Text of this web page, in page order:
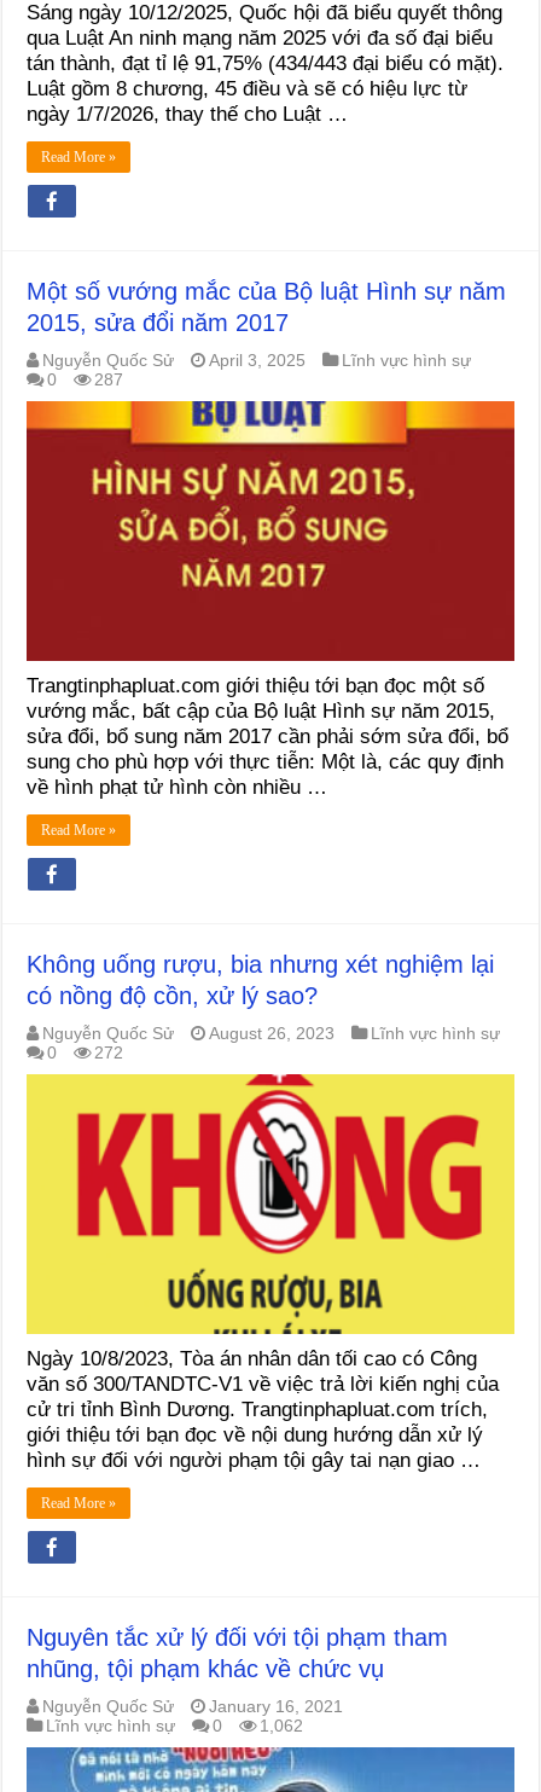
Sáng ngày 10/12/2025, Quốc hội đã biểu quyết thông
qua Luật An ninh mạng năm 2025 với đa số đại biểu
tán thành, đạt tỉ lệ 91,75% (434/443 đại biểu có mặt).
Luật gồm 8 chương, 45 điều và sẽ có hiệu lực từ
ngày 1/7/2026, thay thế cho Luật …
Read More »
Một số vướng mắc của Bộ luật Hình sự năm
2015, sửa đổi năm 2017
Nguyễn Quốc Sử April 3, 2025
Lĩnh vực hình sự
0
287
Trangtinphapluat.com giới thiệu tới bạn đọc một số
vướng mắc, bất cập của Bộ luật Hình sự năm 2015,
sửa đổi, bổ sung năm 2017 cần phải sớm sửa đổi, bổ
sung cho phù hợp với thực tiễn: Một là, các quy định
về hình phạt tử hình còn nhiều …
Read More »
Không uống rượu, bia nhưng xét nghiệm lại
có nồng độ cồn, xử lý sao?
Nguyễn Quốc Sử August 26, 2023
Lĩnh vực hình sự
0
272
Ngày 10/8/2023, Tòa án nhân dân tối cao có Công
văn số 300/TANDTC-V1 về việc trả lời kiến nghị của
cử tri tỉnh Bình Dương. Trangtinphapluat.com trích,
giới thiệu tới bạn đọc về nội dung hướng dẫn xử lý
hình sự đối với người phạm tội gây tai nạn giao …
Read More »
Nguyên tắc xử lý đối với tội phạm tham
nhũng, tội phạm khác về chức vụ
Nguyễn Quốc Sử
January 16, 2021
Lĩnh vực hình sự
0 1,062